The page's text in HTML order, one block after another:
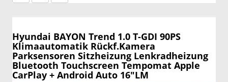
Hyundai BAYON Trend 1.0 T-GDI 90PS
Klimaautomatik Rückf.Kamera
Parksensoren Sitzheizung Lenkradheizung
Bluetooth Touchscreen Tempomat Apple
CarPlay + Android Auto 16"LM